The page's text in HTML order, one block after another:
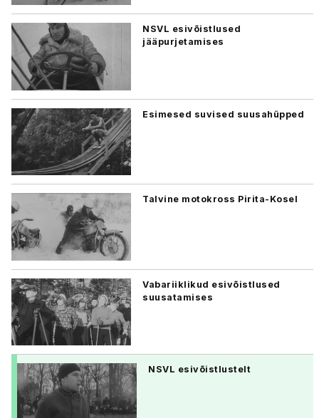
NSVL esivõistlused
jääpurjetamises
Esimesed suvised suusahüpped
Talvine motokross Pirita-Kosel
Vabariiklikud esivõistlused
suusatamises
NSVL esivõistlustelt